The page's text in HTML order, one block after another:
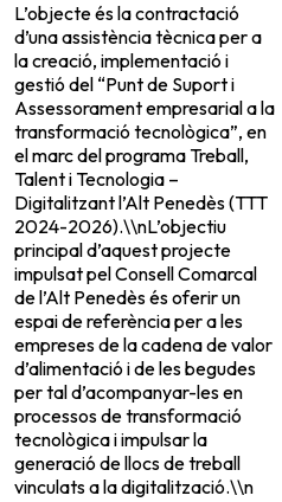
L’objecte és la contractació
d’una assistència tècnica per a
la creació, implementació i
gestió del “Punt de Suport i
Assessorament empresarial a la
transformació tecnològica”, en
el marc del programa Treball,
Talent i Tecnologia –
Digitalitzant l’Alt Penedès (TTT
2024-2026).\\nL’objectiu
principal d’aquest projecte
impulsat pel Consell Comarcal
de l’Alt Penedès és oferir un
espai de referència per a les
empreses de la cadena de valor
d’alimentació i de les begudes
per tal d’acompanyar-les en
processos de transformació
tecnològica i impulsar la
generació de llocs de treball
vinculats a la digitalització.\\n